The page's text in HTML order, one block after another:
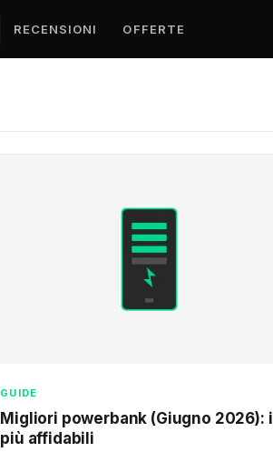
RECENSIONI OFFERTE
GUIDE
Migliori powerbank (Giugno 2026): i
più affidabili